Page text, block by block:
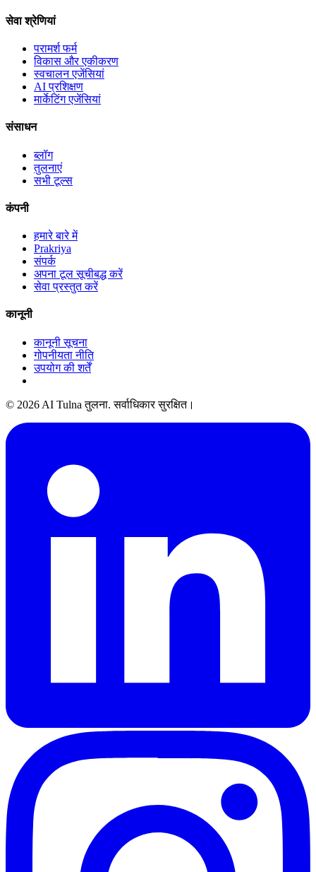
सेवा श्रेणियां
परामर्श फर्म
विकास और एकीकरण
स्वचालन एजेंसियां
AI प्रशिक्षण
मार्केटिंग एजेंसियां
संसाधन
ब्लॉग
तुलनाएं
सभी टूल्स
कंपनी
हमारे बारे में
Prakriya
संपर्क
अपना टूल सूचीबद्ध करें
सेवा प्रस्तुत करें
कानूनी
कानूनी सूचना
गोपनीयता नीति
उपयोग की शर्तें
© 2026 AI Tulna तुलना. सर्वाधिकार सुरक्षित।